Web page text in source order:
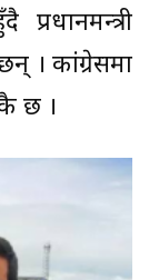
। कांग्रेसमा
छ ।